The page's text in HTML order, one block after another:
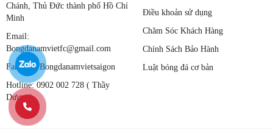
Chánh, Thủ Đức thành phố Hồ Chí
Minh
Email:
Bongdanamvietfc@gmail.com
Fanpage: Bongdanamvietsaigon
Hotline: 0902 002 728 ( Thầy
Dương)
Điều khoản sử dụng
Chăm Sóc Khách Hàng
Chính Sách Bảo Hành
Luật bóng đá cơ bản